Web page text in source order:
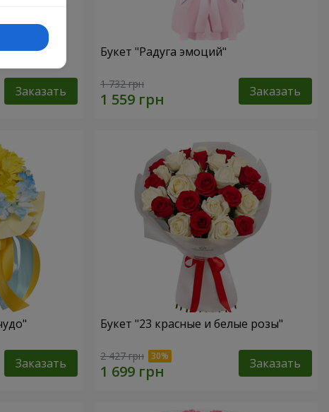
Заказать
Букет "Радуга эмоций"
1 732 грн Заказать
Заказать
Букет "23 красные и белые розы"
2 427 грн Заказать